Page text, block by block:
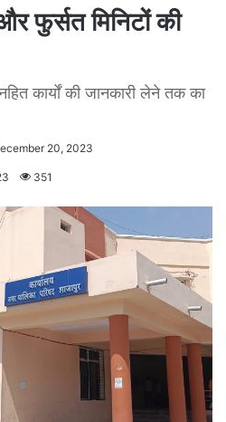
फुर्सत मिनिटों की
कार्यों की जानकारी लेने तक का
20, 2023
351